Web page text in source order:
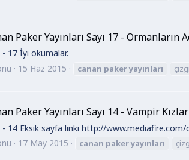
Paker Yayınları Sayı 17 - Ormanların
- 17 İyi okumalar.
15 Haz 2015 canan pakeryayınları
Paker Yayınları Sayı 14 - Vampir Kızlar
- 14 Eksik sayfa linki http://
17 May 2015 canan pakeryayınları